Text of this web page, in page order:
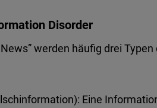
Disorder
werden häufig drei
Eine